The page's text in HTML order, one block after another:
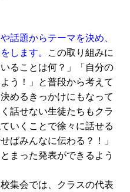
話題からテーマを決め、
します。
この取り組みに
ることは何？」「自分の
う！」と普段から考えて
めるきっかけにもなって
話せない生徒たちもクラ
いくことで徐々に話せる
ばみんなに伝わる？！」
まった発表ができるよう
集会では、クラスの代表